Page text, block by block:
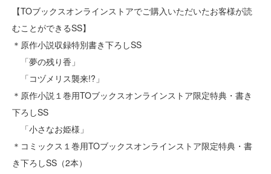
【TOブックスオンラインストアでご購入いただいたお客様が読
むことができるSS】
＊原作小説収録特別書き下ろしSS
「夢の残り香」
「コヅメリス襲来!?」
＊原作小説１巻用TOブックスオンラインストア限定特典・書き
下ろしSS
「小さなお姫様」
＊コミックス１巻用TOブックスオンラインストア限定特典・書
き下ろしSS（2本）